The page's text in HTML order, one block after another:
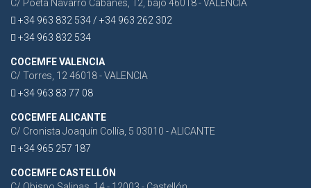
C/ Poeta Navarro Cabanes, 12, bajo 46018 - VALENCIA
+34 963 832 534 / +34 963 262 302
+34 963 832 534
COCEMFE VALENCIA
C/ Torres, 12 46018 - VALENCIA
+34 963 83 77 08
COCEMFE ALICANTE
C/ Cronista Joaquín Collía, 5 03010 - ALICANTE
+34 965 257 187
COCEMFE CASTELLÓN